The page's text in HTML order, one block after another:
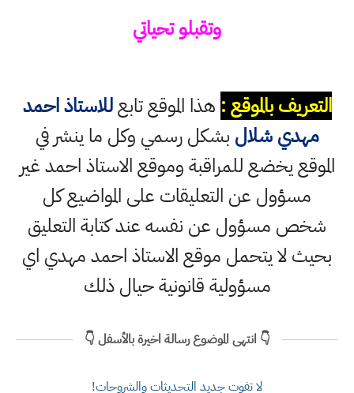
وتقبلو تحياتي
التعريف بالموقع : هذا الموقع تابعللاستاذ احمد
مهدي شلال بشكل رسمي وكل ما ينشر في
الموقع يخضع للمراقبة وموقع الاستاذ احمد غير
مسؤول عن التعليقات على المواضيع كل
شخص مسؤول عن نفسه عند كتابة التعليق
بحيث لا يتحمل موقع الاستاذ احمد مهدي اي
مسؤولية قانونية حيال ذلك
👇 انتهى الموضوع رسالة اخيرة بالأسفل 👇
لا تفوت جديد التحديثات والشروحات!